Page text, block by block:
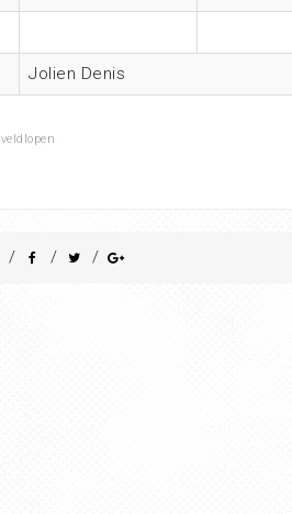
Jolien Denis
veldlopen
/ / /